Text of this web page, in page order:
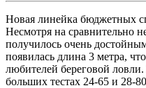
Новая линейка бюджетных
Несмотря на сравнительно
получилось очень
появилась длина 3 метра,
любителей береговой
больших тестах 24-65 и 28-